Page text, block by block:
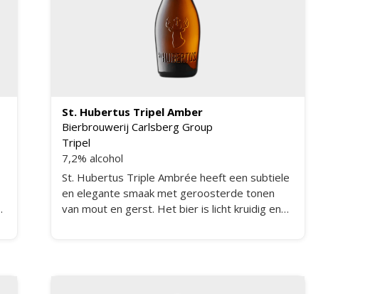
St. Hubertus Tripel Amber
Bierbrouwerij Carlsberg Group
Tripel
7,2% alcohol
St. Hubertus Triple Ambrée heeft een subtiele
en elegante smaak met geroosterde tonen
van mout en gerst. Het bier is licht kruidig en